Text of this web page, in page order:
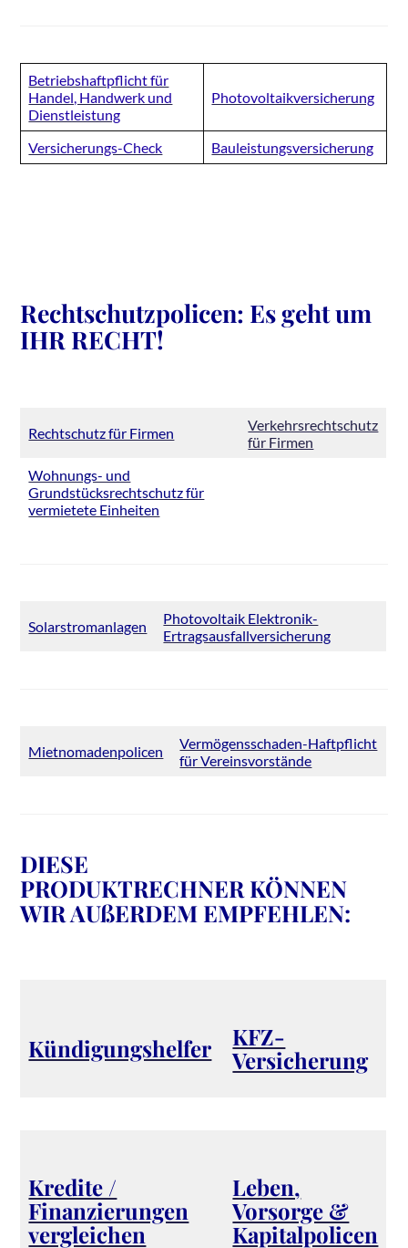
Betriebshaftpflicht für
Handel, Handwerk und
Dienstleistung
Pho­to­vol­ta­ik­ver­si­che­rung
Ver­si­che­rung­s-Check Bau­leis­tungs­ver­si­che­rung
Rechtschutzpolicen: Es geht um
IHR RECHT!
Rechtschutz für Firmen
Verkehrsrechtschutz
für Firmen
Wohnungs- und
Grundstücksrechtschutz für
vermietete Einheiten
Solarstromanlagen
Photovoltaik Elektronik-
Ertragsausfallversicherung
Mietnomadenpolicen
Vermögensschaden-Haftpflicht
für Vereinsvorstände
DIESE
PRODUKTRECHNER KÖNNEN
WIR AUßERDEM EMPFEHLEN:
Kündigungshelfer
KFZ-
Versicherung
Kredite /
Finanzierungen
vergleichen
Leben,
Vorsorge &
Kapitalpolicen